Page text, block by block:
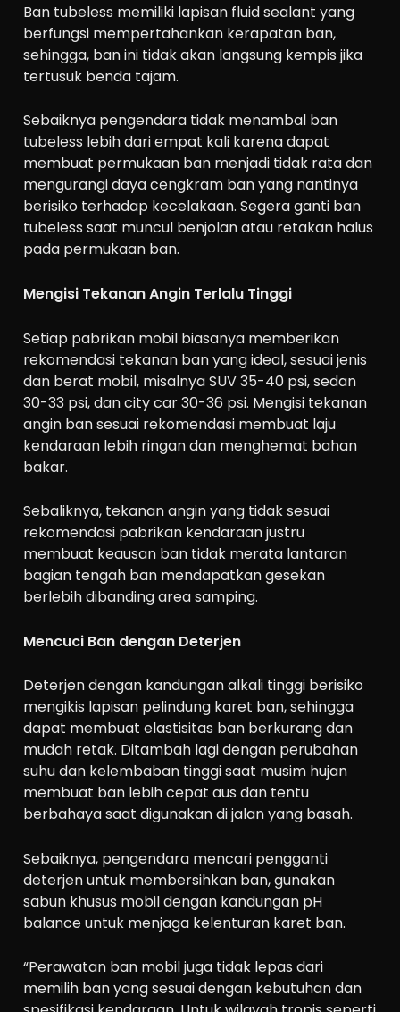
Ban tubeless memiliki lapisan fluid sealant yang
berfungsi mempertahankan kerapatan ban,
sehingga, ban ini tidak akan langsung kempis jika
tertusuk benda tajam.
Sebaiknya pengendara tidak menambal ban
tubeless lebih dari empat kali karena dapat
membuat permukaan ban menjadi tidak rata dan
mengurangi daya cengkram ban yang nantinya
berisiko terhadap kecelakaan. Segera ganti ban
tubeless saat muncul benjolan atau retakan halus
pada permukaan ban.
Mengisi Tekanan Angin Terlalu Tinggi
Setiap pabrikan mobil biasanya memberikan
rekomendasi tekanan ban yang ideal, sesuai jenis
dan berat mobil, misalnya SUV 35-40 psi, sedan
30-33 psi, dan city car 30-36 psi. Mengisi tekanan
angin ban sesuai rekomendasi membuat laju
kendaraan lebih ringan dan menghemat bahan
bakar.
Sebaliknya, tekanan angin yang tidak sesuai
rekomendasi pabrikan kendaraan justru
membuat keausan ban tidak merata lantaran
bagian tengah ban mendapatkan gesekan
berlebih dibanding area samping.
Mencuci Ban dengan Deterjen
Deterjen dengan kandungan alkali tinggi berisiko
mengikis lapisan pelindung karet ban, sehingga
dapat membuat elastisitas ban berkurang dan
mudah retak. Ditambah lagi dengan perubahan
suhu dan kelembaban tinggi saat musim hujan
membuat ban lebih cepat aus dan tentu
berbahaya saat digunakan di jalan yang basah.
Sebaiknya, pengendara mencari pengganti
deterjen untuk membersihkan ban, gunakan
sabun khusus mobil dengan kandungan pH
balance untuk menjaga kelenturan karet ban.
“Perawatan ban mobil juga tidak lepas dari
memilih ban yang sesuai dengan kebutuhan dan